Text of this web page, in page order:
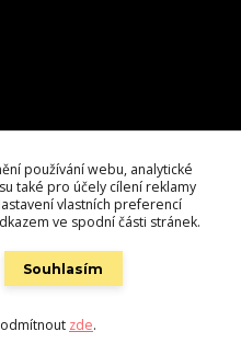
Eshop-rychle.cz
používání webu, analytické
také pro účely cílení reklamy
vlastních preferencí
ve spodní části stránek.
Souhlasím
zde.